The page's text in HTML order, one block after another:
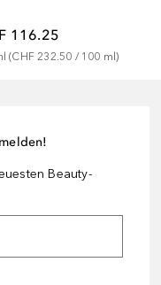
116.25
(CHF 232.50 / 100 ml)
Beauty-